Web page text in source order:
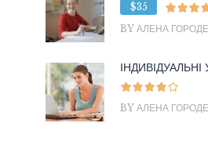
$35
BY АЛЕНА
BY АЛЕНА